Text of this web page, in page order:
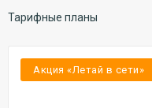
Тарифные планы
Акция «Летай в сети»